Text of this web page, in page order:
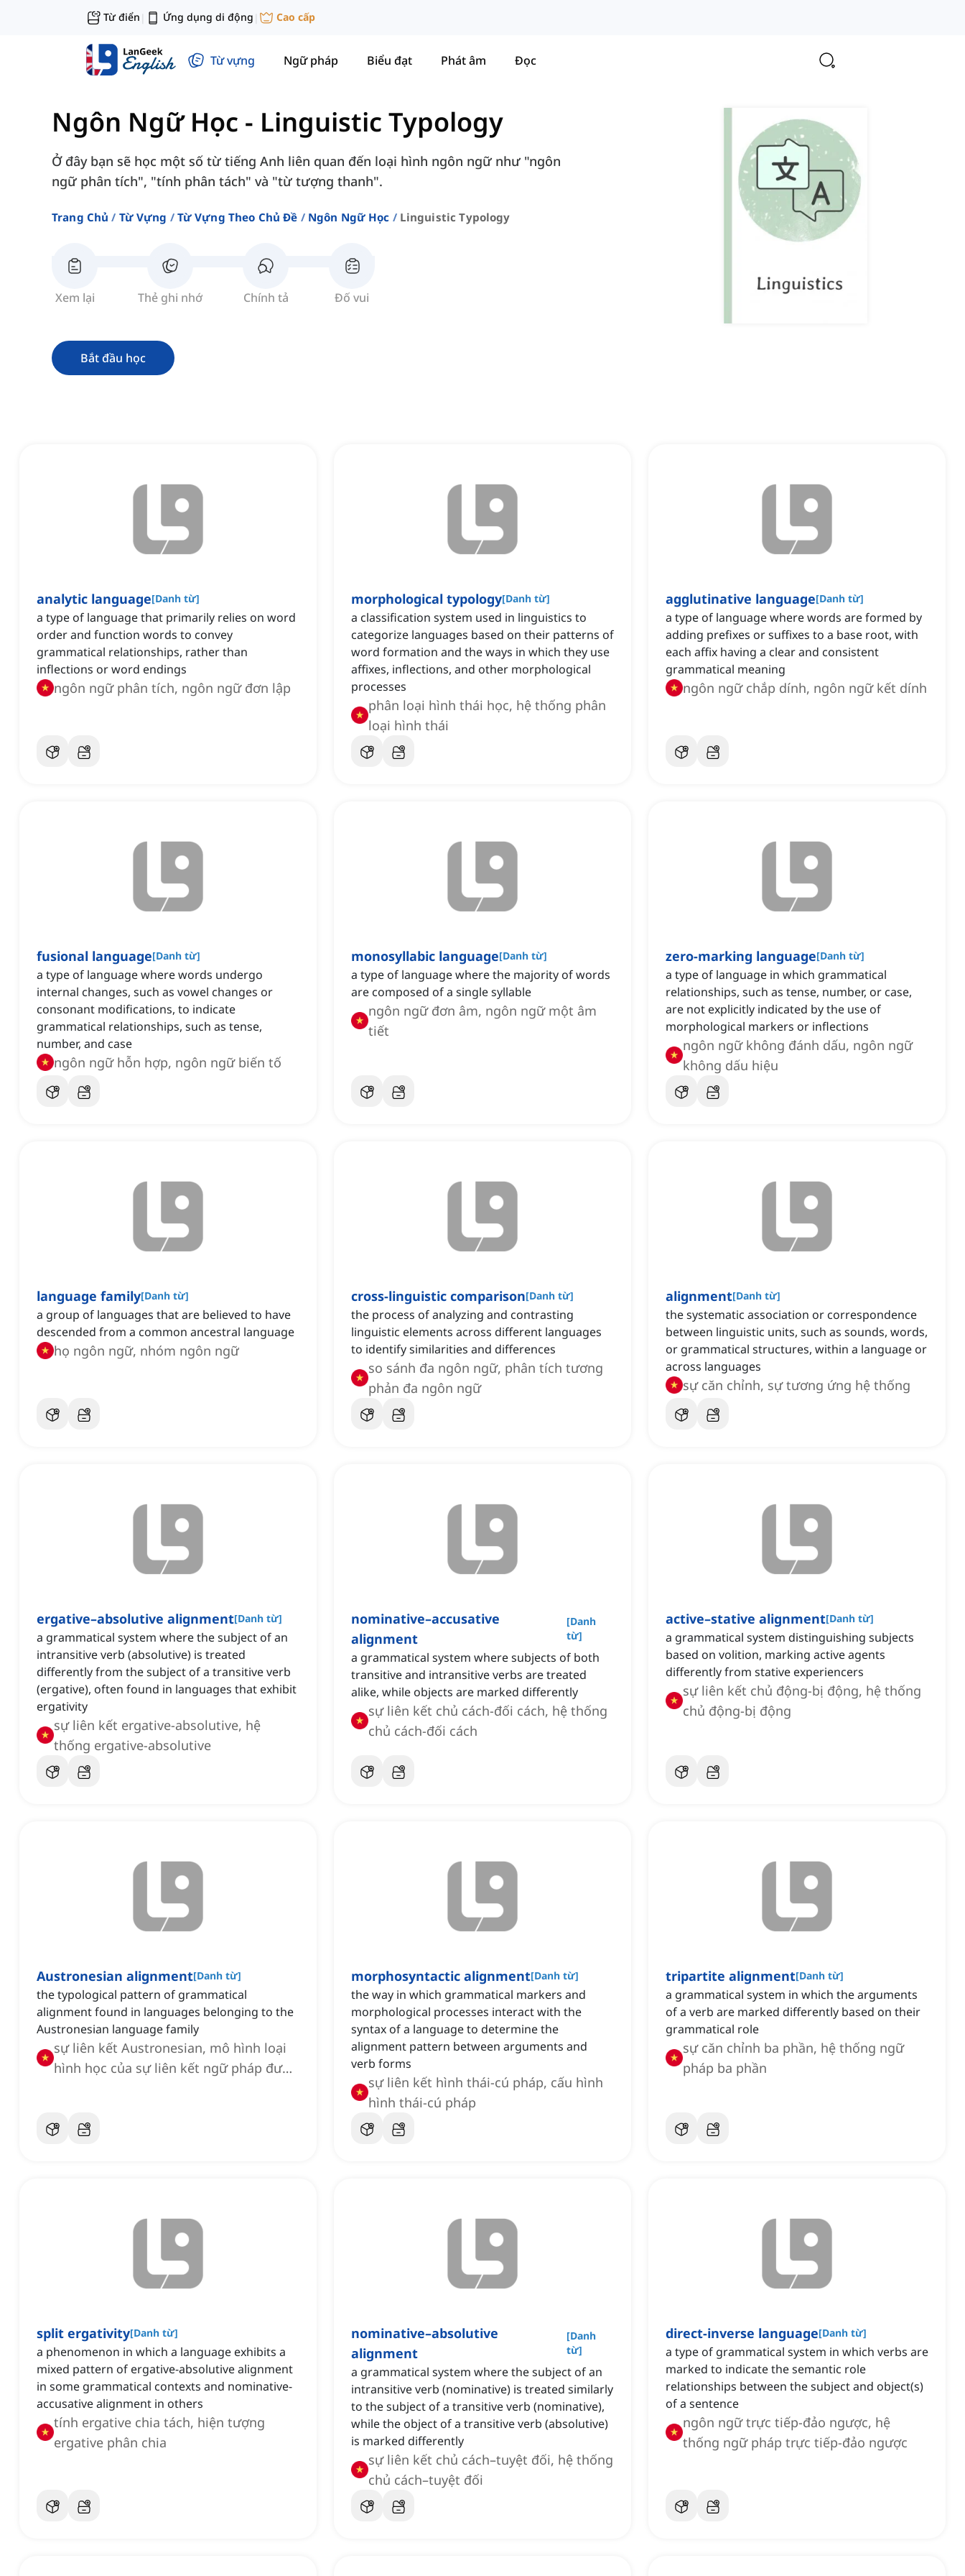
Từ điển | Ứng dụng di động | Cao cấp
Từ vựng Ngữ pháp Biểu đạt Phát âm Đọc
Ngôn Ngữ Học - Linguistic Typology
Ở đây bạn sẽ học một số từ tiếng Anh liên quan đến loại hình ngôn ngữ như "ngôn
ngữ phân tích", "tính phân tách" và "từ tượng thanh".
Trang Chủ Từ Vựng Từ Vựng Theo Chủ Đề Ngôn Ngữ Học Linguistic Typology
Xem lại Thẻ ghi nhớ Chính tả Đố vui
Bắt đầu học
analytic language[Danh từ]
a type of language that primarily relies on word
order and function words to convey
grammatical relationships, rather than
inflections or word endings
ngôn ngữ phân tích, ngôn ngữ đơn lập
morphological typology[Danh từ]
a classification system used in linguistics to
categorize languages based on their patterns of
word formation and the ways in which they use
affixes, inflections, and other morphological
processes
phân loại hình thái học, hệ thống phân
loại hình thái
agglutinative language[Danh từ]
a type of language where words are formed by
adding prefixes or suffixes to a base root, with
each affix having a clear and consistent
grammatical meaning
ngôn ngữ chắp dính, ngôn ngữ kết dính
fusional language[Danh từ]
a type of language where words undergo
internal changes, such as vowel changes or
consonant modifications, to indicate
grammatical relationships, such as tense,
number, and case
ngôn ngữ hỗn hợp, ngôn ngữ biến tố
monosyllabic language[Danh từ]
a type of language where the majority of words
are composed of a single syllable
ngôn ngữ đơn âm, ngôn ngữ một âm
tiết
zero-marking language[Danh từ]
a type of language in which grammatical
relationships, such as tense, number, or case,
are not explicitly indicated by the use of
morphological markers or inflections
ngôn ngữ không đánh dấu, ngôn ngữ
không dấu hiệu
language family[Danh từ]
a group of languages that are believed to have
descended from a common ancestral language
họ ngôn ngữ, nhóm ngôn ngữ
cross-linguistic comparison[Danh từ]
the process of analyzing and contrasting
linguistic elements across different languages
to identify similarities and differences
so sánh đa ngôn ngữ, phân tích tương
phản đa ngôn ngữ
alignment[Danh từ]
the systematic association or correspondence
between linguistic units, such as sounds, words,
or grammatical structures, within a language or
across languages
sự căn chỉnh, sự tương ứng hệ thống
ergative–absolutive alignment[Danh từ]
a grammatical system where the subject of an
intransitive verb (absolutive) is treated
differently from the subject of a transitive verb
(ergative), often found in languages that exhibit
ergativity
sự liên kết ergative-absolutive, hệ
thống ergative-absolutive
nominative–accusative
alignment
[Danh
từ]
a grammatical system where subjects of both
transitive and intransitive verbs are treated
alike, while objects are marked differently
sự liên kết chủ cách-đối cách, hệ thống
chủ cách-đối cách
active–stative alignment[Danh từ]
a grammatical system distinguishing subjects
based on volition, marking active agents
differently from stative experiencers
sự liên kết chủ động-bị động, hệ thống
chủ động-bị động
Austronesian alignment[Danh từ]
the typological pattern of grammatical
alignment found in languages belonging to the
Austronesian language family
sự liên kết Austronesian, mô hình loại
hình học của sự liên kết ngữ pháp được
morphosyntactic alignment[Danh từ]
the way in which grammatical markers and
morphological processes interact with the
syntax of a language to determine the
alignment pattern between arguments and
verb forms
sự liên kết hình thái-cú pháp, cấu hình
hình thái-cú pháp
tripartite alignment[Danh từ]
a grammatical system in which the arguments
of a verb are marked differently based on their
grammatical role
sự căn chỉnh ba phần, hệ thống ngữ
pháp ba phần
split ergativity[Danh từ]
a phenomenon in which a language exhibits a
mixed pattern of ergative-absolutive alignment
in some grammatical contexts and nominative-
accusative alignment in others
tính ergative chia tách, hiện tượng
ergative phân chia
nominative–absolutive
alignment
[Danh
từ]
a grammatical system where the subject of an
intransitive verb (nominative) is treated similarly
to the subject of a transitive verb (nominative),
while the object of a transitive verb (absolutive)
is marked differently
sự liên kết chủ cách–tuyệt đối, hệ thống
chủ cách–tuyệt đối
direct-inverse language[Danh từ]
a type of grammatical system in which verbs are
marked to indicate the semantic role
relationships between the subject and object(s)
of a sentence
ngôn ngữ trực tiếp-đảo ngược, hệ
thống ngữ pháp trực tiếp-đảo ngược